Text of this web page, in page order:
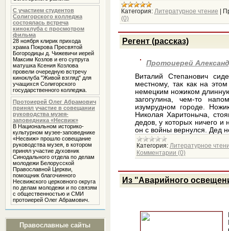
С участием студентов
Солигорского колледжа
состоялась встреча
киноклуба с просмотром
фильма
28 ноября клирик прихода
храма Покрова Пресвятой
Богородицы д. Чижевичи иерей
Максим Козлов и его супруга
матушка Ксения Козлова
провели очередную встречу
киноклуба "Живой взгляд" для
учащихся Солигорского
государственного колледжа.
Протоиерей Олег Абрамович
принял участие в совещании
руководства музея-
заповедника «Несвиж»
В Национальном историко-
культурном музее-заповеднике
«Несвиж» прошло совещание
руководства музея, в котором
принял участие духовник
Cинодального отдела по делам
молодежи Белорусской
Православной Церкви,
помощник благочинного
Несвижского церковного округа
по делам молодежи и по связям
с общественностью и СМИ
протоиерей Олег Абрамович.
Православные сайты
Категория: Литературное чтение
(0)
Регент (рассказ)
Протоиерей
Виталий Степанович
местному, так как на
немецким ножиком
загогулина, чем-то
изумрудном городе.
Николая Харитоныча,
дедов, у которых ничего и
он с войны вернулся. Дед
Категория: Литературное
Комментарии (0)
Из "Аварийного